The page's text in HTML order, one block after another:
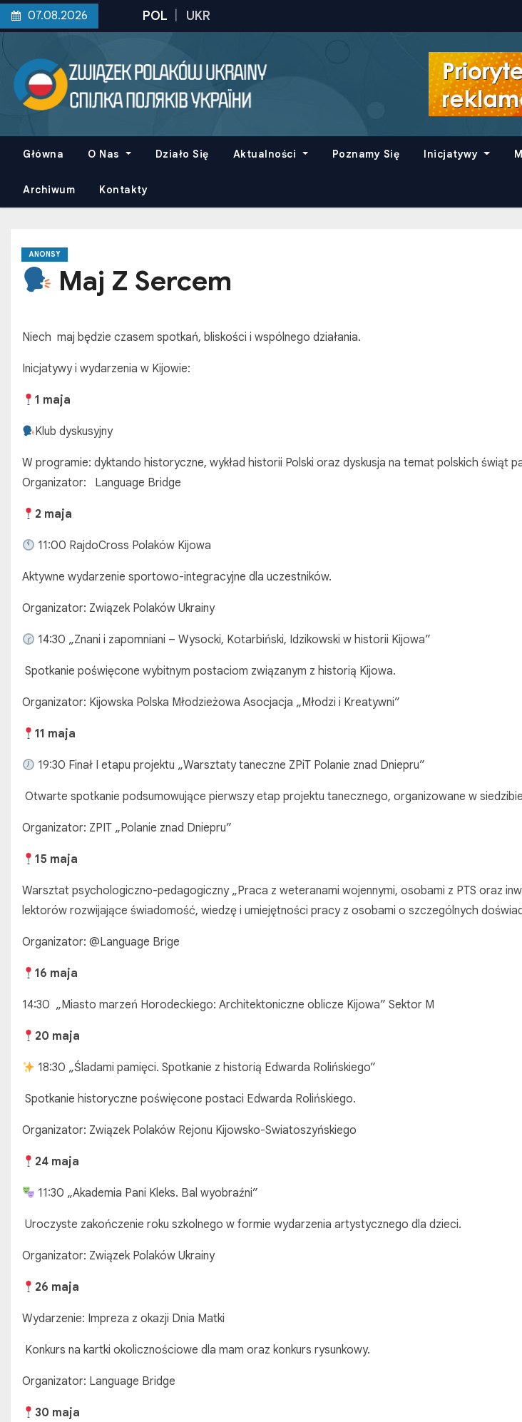
k
e
07.08.2026
Główna O Nas Działo Się Aktualności Poznamy Się Inicjatywy
Archiwum Kontakty
ANONSY
Maj Z Sercem
Niech maj będzie czasem spotkań, bliskości i wspólnego działania.
Inicjatywy i wydarzenia w Kijowie:
1 maja
Klub dyskusyjny
W programie: dyktando historyczne, wykład historii Polski oraz dyskusja na temat polskich świąt
Organizator: Language Bridge
2 maja
11:00 RajdoCross Polaków Kijowa
Aktywne wydarzenie sportowo-integracyjne dla uczestników.
Organizator: Związek Polaków Ukrainy
14:30 „Znani i zapomniani – Wysocki, Kotarbiński, Idzikowski w historii Kijowa”
Spotkanie poświęcone wybitnym postaciom związanym z historią Kijowa.
Organizator: Kijowska Polska Młodzieżowa Asocjacja „Młodzi i Kreatywni”
11 maja
19:30 Finał I etapu projektu „Warsztaty taneczne ZPiT Polanie znad Dniepru”
Otwarte spotkanie podsumowujące pierwszy etap projektu tanecznego, organizowane w
Organizator: ZPIT „Polanie znad Dniepru”
15 maja
Warsztat psychologiczno-pedagogiczny „Praca z weteranami wojennymi, osobami z PTS oraz
lektorów rozwijające świadomość, wiedzę i umiejętności pracy z osobami o szczególnych
Organizator: @Language Brige
16 maja
14:30 „Miasto marzeń Horodeckiego: Architektoniczne oblicze Kijowa” Sektor M
20 maja
18:30 „Śladami pamięci. Spotkanie z historią Edwarda Rolińskiego”
Spotkanie historyczne poświęcone postaci Edwarda Rolińskiego.
Organizator: Związek Polaków Rejonu Kijowsko-Swiatoszyńskiego
24 maja
11:30 „Akademia Pani Kleks. Bal wyobraźni”
Uroczyste zakończenie roku szkolnego w formie wydarzenia artystycznego dla dzieci.
Organizator: Związek Polaków Ukrainy
26 maja
Wydarzenie: Impreza z okazji Dnia Matki
Konkurs na kartki okolicznościowe dla mam oraz konkurs rysunkowy.
Organizator: Language Bridge
30 maja